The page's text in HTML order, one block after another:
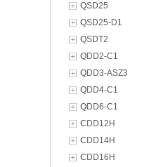
QSD25
QSD25-D1
QSDT2
QDD2-C1
QDD3-ASZ3
QDD4-C1
QDD6-C1
CDD12H
CDD14H
CDD16H